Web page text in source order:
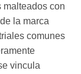
malteados con
la marca
comunes
vincula